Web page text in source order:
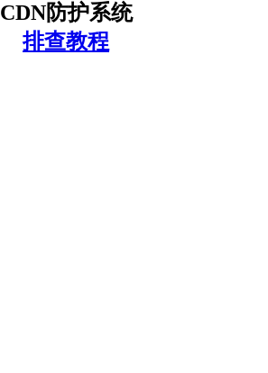
CDN防护系统
排查教程